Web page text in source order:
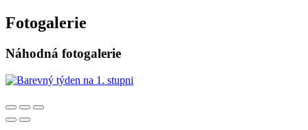
Fotogalerie
Náhodná fotogalerie